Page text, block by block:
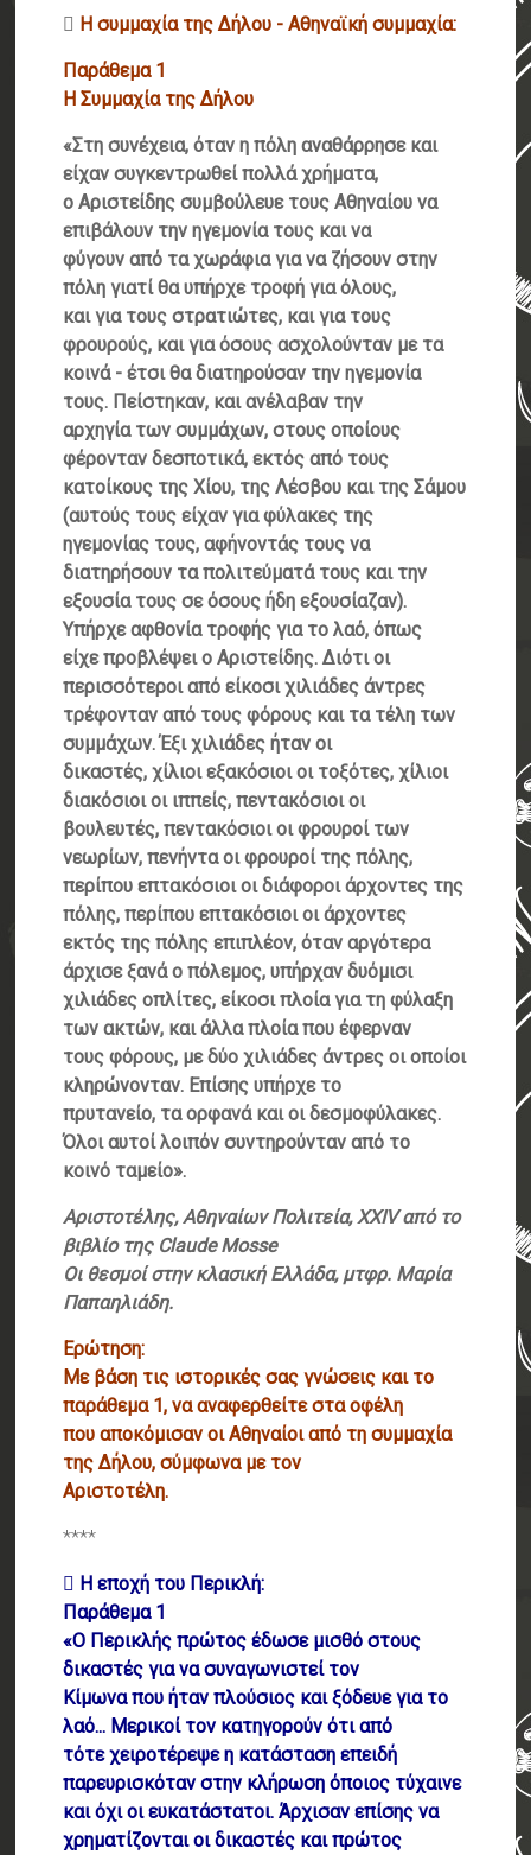
 Η συμμαχία της Δήλου - Αθηναϊκή συμμαχία:
Παράθεμα 1
Η Συμμαχία της Δήλου
«Στη συνέχεια, όταν η πόλη αναθάρρησε και
είχαν συγκεντρωθεί πολλά χρήματα,
ο Αριστείδης συμβούλευε τους Αθηναίου να
επιβάλουν την ηγεμονία τους και να
φύγουν από τα χωράφια για να ζήσουν στην
πόλη γιατί θα υπήρχε τροφή για όλους,
και για τους στρατιώτες, και για τους
φρουρούς, και για όσους ασχολούνταν με τα
κοινά - έτσι θα διατηρούσαν την ηγεμονία
τους. Πείστηκαν, και ανέλαβαν την
αρχηγία των συμμάχων, στους οποίους
φέρονταν δεσποτικά, εκτός από τους
κατοίκους της Χίου, της Λέσβου και της Σάμου
(αυτούς τους είχαν για φύλακες της
ηγεμονίας τους, αφήνοντάς τους να
διατηρήσουν τα πολιτεύματά τους και την
εξουσία τους σε όσους ήδη εξουσίαζαν).
Υπήρχε αφθονία τροφής για το λαό, όπως
είχε προβλέψει ο Αριστείδης. Διότι οι
περισσότεροι από είκοσι χιλιάδες άντρες
τρέφονταν από τους φόρους και τα τέλη των
συμμάχων. Έξι χιλιάδες ήταν οι
δικαστές, χίλιοι εξακόσιοι οι τοξότες, χίλιοι
διακόσιοι οι ιππείς, πεντακόσιοι οι
βουλευτές, πεντακόσιοι οι φρουροί των
νεωρίων, πενήντα οι φρουροί της πόλης,
περίπου επτακόσιοι οι διάφοροι άρχοντες της
πόλης, περίπου επτακόσιοι οι άρχοντες
εκτός της πόλης επιπλέον, όταν αργότερα
άρχισε ξανά ο πόλεμος, υπήρχαν δυόμισι
χιλιάδες οπλίτες, είκοσι πλοία για τη φύλαξη
των ακτών, και άλλα πλοία που έφερναν
τους φόρους, με δύο χιλιάδες άντρες οι οποίοι
κληρώνονταν. Επίσης υπήρχε το
πρυτανείο, τα ορφανά και οι δεσμοφύλακες.
Όλοι αυτοί λοιπόν συντηρούνταν από το
κοινό ταμείο».
Αριστοτέλης, Αθηναίων Πολιτεία, XXIV από το
βιβλίο της Claude Mosse
Οι θεσμοί στην κλασική Ελλάδα, μτφρ. Μαρία
Παπαηλιάδη.
Ερώτηση:
Με βάση τις ιστορικές σας γνώσεις και το
παράθεμα 1, να αναφερθείτε στα οφέλη
που αποκόμισαν οι Αθηναίοι από τη συμμαχία
της Δήλου, σύμφωνα με τον
Αριστοτέλη.
****
 Η εποχή του Περικλή:
Παράθεμα 1
«Ο Περικλής πρώτος έδωσε μισθό στους
δικαστές για να συναγωνιστεί τον
Κίμωνα που ήταν πλούσιος και ξόδευε για το
λαό... Μερικοί τον κατηγορούν ότι από
τότε χειροτέρεψε η κατάσταση επειδή
παρευρισκόταν στην κλήρωση όποιος τύχαινε
και όχι οι ευκατάστατοι. Άρχισαν επίσης να
χρηματίζονται οι δικαστές και πρώτος